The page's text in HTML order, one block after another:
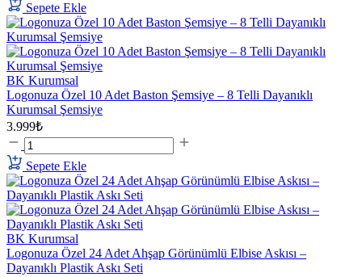
Sepete Ekle
BK Kurumsal
Logonuza Özel 10 Adet Baston Şemsiye – 8 Telli Dayanıklı
Kurumsal Şemsiye
3.999₺
Sepete Ekle
BK Kurumsal
Logonuza Özel 24 Adet Ahşap Görünümlü Elbise Askısı –
Dayanıklı Plastik Askı Seti